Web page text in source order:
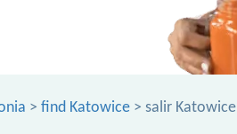
> find Katowice > salir Katowice